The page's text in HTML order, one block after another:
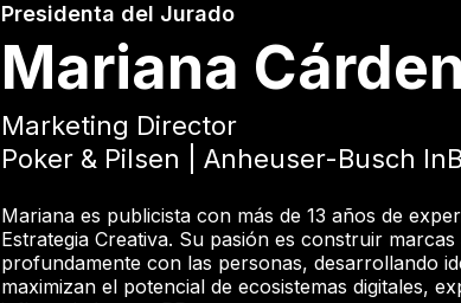
Presidenta del Jurado
Mariana
Marketing Director
Poker & Pilsen | Anheuser-Busch
Mariana es publicista con más de 13 años de
Estrategia Creativa. Su pasión es construir
profundamente con las personas, desarrollando
maximizan el potencial de ecosistemas digitales,